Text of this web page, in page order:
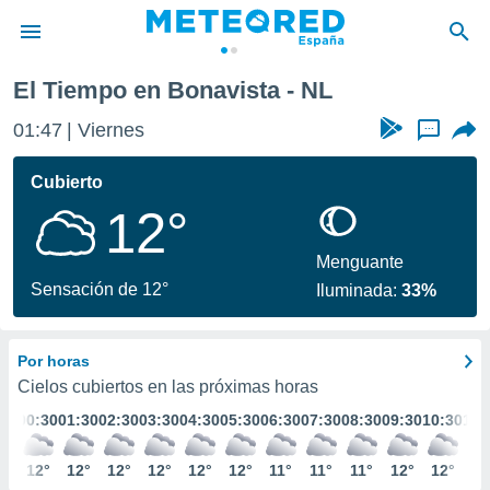
de
por
se
calidad.
a este
las
y
forma
digital
basada
El Tiempo en Bonavista - NL
01:47 Viernes ...
Cubierto
12°
Sensación de 12°
Menguante
Iluminada:33%
Por horas
Cielos cubiertos en las próximas horas
00:30
12°
01:30
12°
02:30
12°
03:30
12°
04:30
12°
05:30
12°
06:30
11°
07:30
11°
08:30
11°
09:30
12°
10:30
12°